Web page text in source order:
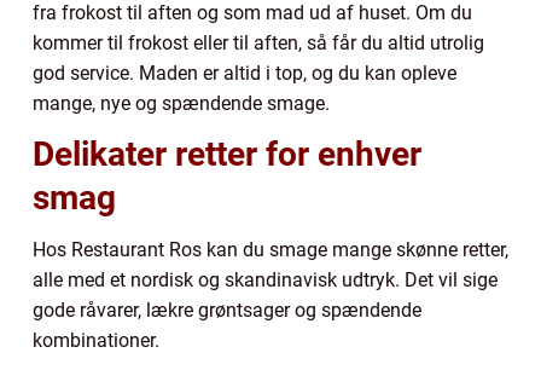
fra frokost til aften og som mad ud af huset. Om du
kommer til frokost eller til aften, så får du altid utrolig
god service. Maden er altid i top, og du kan opleve
mange, nye og spændende smage.
Delikater retter for enhver
smag
Hos Restaurant Ros kan du smage mange skønne retter,
alle med et nordisk og skandinavisk udtryk. Det vil sige
gode råvarer, lækre grøntsager og spændende
kombinationer.